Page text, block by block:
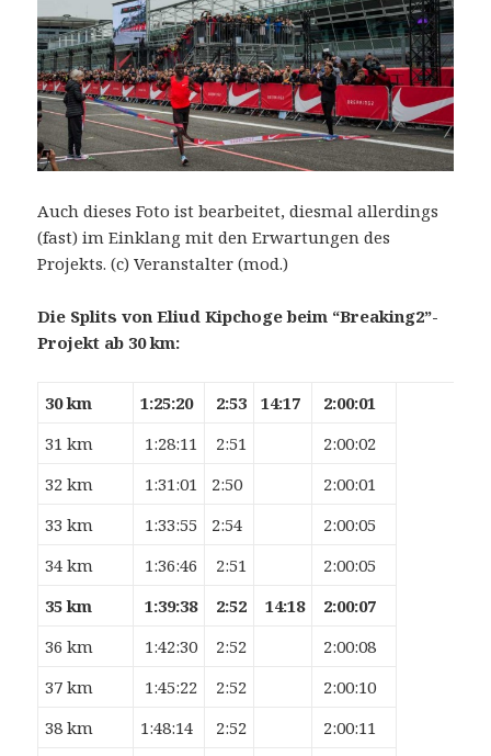
Auch dieses Foto ist bearbeitet, diesmal allerdings
(fast) im Einklang mit den Erwartungen des
Projekts. (c) Veranstalter (mod.)
Die Splits von Eliud Kipchoge beim “Breaking2”-
Projekt ab 30 km:
30 km 1:25:20 2:53 14:17
2:00:01
31 km
1:28:11 2:51
2:00:02
32 km
1:31:01 2:50
2:00:01
33 km
1:33:55 2:54
2:00:05
34 km
1:36:46 2:51
2:00:05
35 km
1:39:38 2:52 14:18
2:00:07
36 km
1:42:30 2:52
2:00:08
37 km
1:45:22 2:52
2:00:10
38 km
1:48:14 2:52
2:00:11